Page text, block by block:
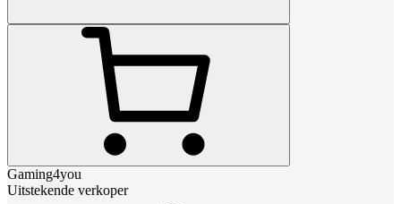
Gaming4you
Uitstekende verkoper